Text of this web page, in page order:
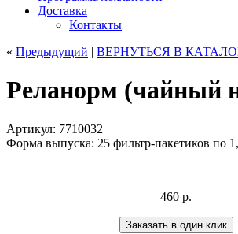
Доставка
Контакты
« Предыдущий | ВЕРНУТЬСЯ В
Реланорм (чайный
Артикул: 7710032
Форма выпуска: 25 фильтр-пакетиков по
460 р.
Заказать в один клик